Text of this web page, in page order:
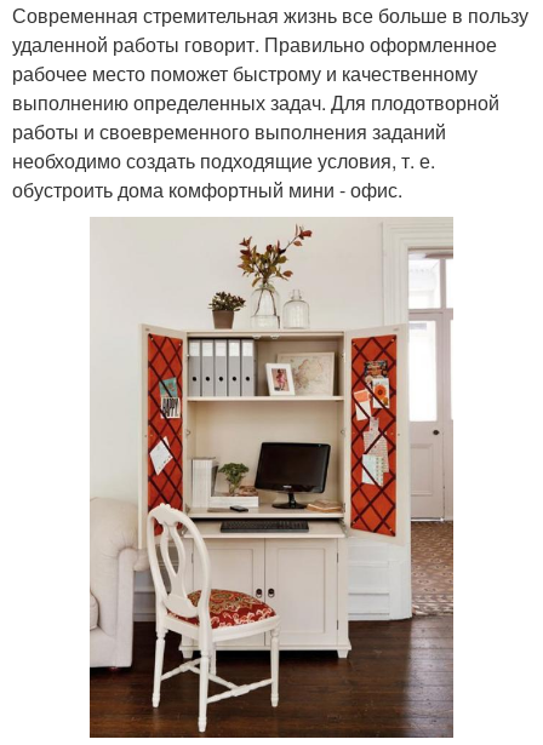
Современная стремительная жизнь все больше в пользу
удаленной работы говорит. Правильно оформленное
рабочее место поможет быстрому и качественному
выполнению определенных задач. Для плодотворной
работы и своевременного выполнения заданий
необходимо создать подходящие условия, т. е.
обустроить дома комфортный мини - офис.